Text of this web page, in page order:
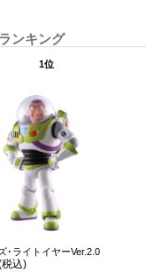
ンキング
1位
･ライトイヤーVer.2.0
税込)